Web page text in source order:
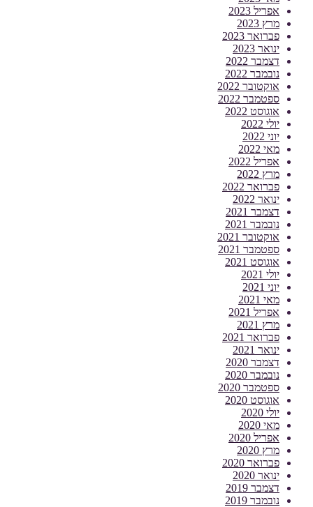
אפריל 2023
מרץ 2023
פברואר 2023
ינואר 2023
דצמבר 2022
נובמבר 2022
אוקטובר 2022
ספטמבר 2022
אוגוסט 2022
יולי 2022
יוני 2022
מאי 2022
אפריל 2022
מרץ 2022
פברואר 2022
ינואר 2022
דצמבר 2021
נובמבר 2021
אוקטובר 2021
ספטמבר 2021
אוגוסט 2021
יולי 2021
יוני 2021
מאי 2021
אפריל 2021
מרץ 2021
פברואר 2021
ינואר 2021
דצמבר 2020
נובמבר 2020
ספטמבר 2020
אוגוסט 2020
יולי 2020
מאי 2020
אפריל 2020
מרץ 2020
פברואר 2020
ינואר 2020
דצמבר 2019
נובמבר 2019